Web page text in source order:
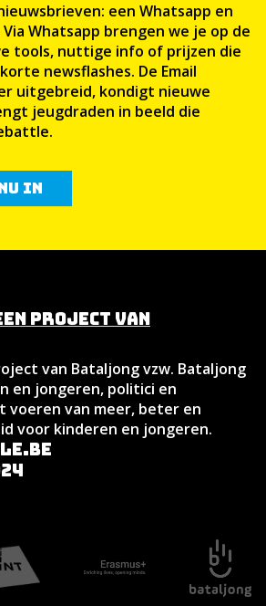
een Whatsapp en
Whatsapp brengen we je op de
tools, nuttige info of prijzen die
newsflashes. De Email
uitgebreid, kondigt nieuwe
jeugdraden in beeld die
in
project van
van Bataljong vzw. Bataljong
en jongeren, politici en
voeren van meer, beter en
voor kinderen en jongeren.